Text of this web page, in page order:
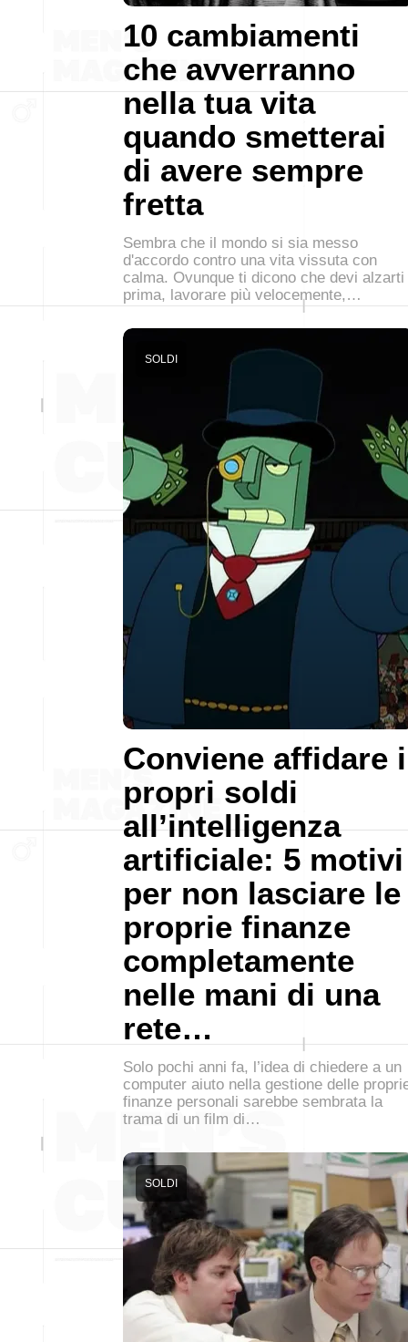
10 cambiamenti
che avverranno
nella tua vita
quando smetterai
di avere sempre
fretta
Sembra che il mondo si sia messo
d'accordo contro una vita vissuta con
calma. Ovunque ti dicono che devi alzarti
prima, lavorare più velocemente,…
Conviene affidare i
propri soldi
all’intelligenza
artificiale: 5 motivi
per non lasciare le
proprie finanze
completamente
nelle mani di una
rete…
SOLDI
Solo pochi anni fa, l’idea di chiedere a un
computer aiuto nella gestione delle
finanze personali sarebbe sembrata la
trama di un film di…
SOLDI